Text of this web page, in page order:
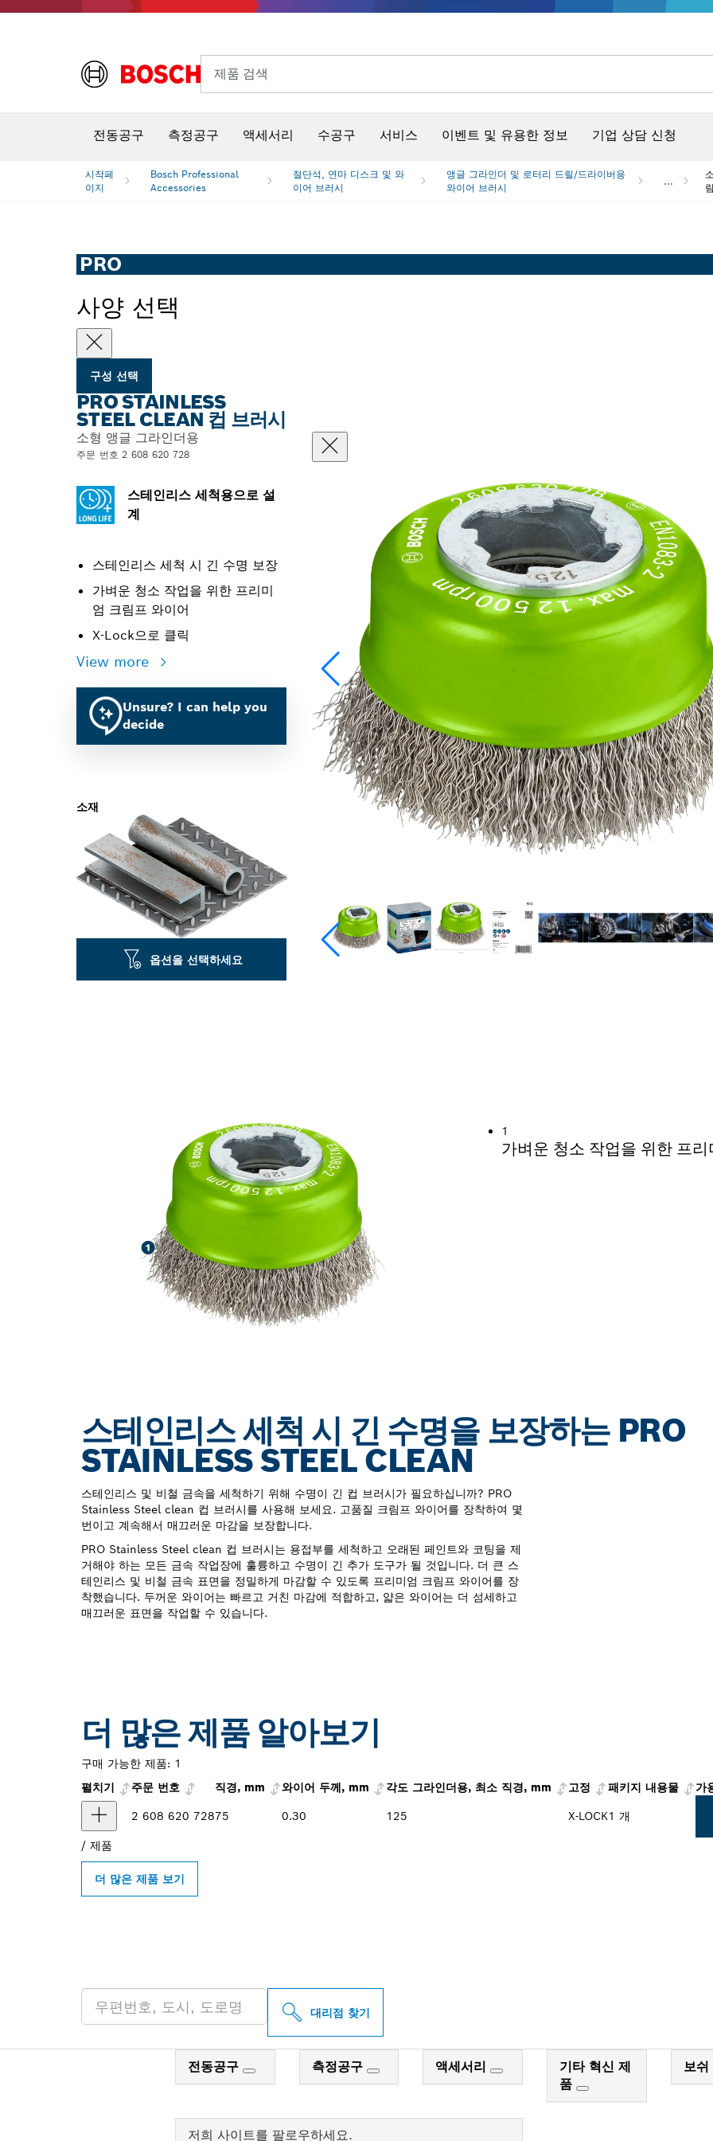
제품 검색
전동공구 측정공구 액세서리 수공구 서비스 이벤트 및 유용한 정보 기업 상담 신청
시작페
이지
Bosch Professional
Accessories
절단석, 연마 디스크 및 와
이어 브러시
앵글 그라인더 및 로터리 드릴/드라이버용
와이어 브러시
...
PRO
사양 선택
구성 선택
PRO STAINLESS
STEEL CLEAN 컵 브러시
소형 앵글 그라인더용
주문 번호 2 608 620 728
스테인리스 세척용으로 설
계
스테인리스 세척 시 긴 수명 보장
가벼운 청소 작업을 위한 프리미
엄 크림프 와이어
X-Lock으로 클릭
View more
Unsure? I can help you
decide
소재
옵션을 선택하세요
1
가벼운 청소 작업을 위한 프
스테인리스 세척 시 긴 수명을 보장하는 PRO
STAINLESS STEEL CLEAN
스테인리스 및 비철 금속을 세척하기 위해 수명이 긴 컵 브러시가 필요하십니까? PRO
Stainless Steel clean 컵 브러시를 사용해 보세요. 고품질 크림프 와이어를 장착하여 몇
번이고 계속해서 매끄러운 마감을 보장합니다.
PRO Stainless Steel clean 컵 브러시는 용접부를 세척하고 오래된 페인트와 코팅을 제
거해야 하는 모든 금속 작업장에 훌륭하고 수명이 긴 추가 도구가 될 것입니다. 더 큰 스
테인리스 및 비철 금속 표면을 정밀하게 마감할 수 있도록 프리미엄 크림프 와이어를 장
착했습니다. 두꺼운 와이어는 빠르고 거친 마감에 적합하고, 얇은 와이어는 더 섬세하고
매끄러운 표면을 작업할 수 있습니다.
더 많은 제품 알아보기
구매 가능한 제품: 1
펼치기
주문 번호 직경, mm 와이어 두께, mm 각도 그라인더용, 최소 직경, mm 고정 패키지 내용물
가
2 608 620 72875 0.30 125 X-LOCK1 개
/ 제품
더 많은 제품 보기
대리점 찾기
전동공구 측정공구 액세서리
기타 혁신 제
품
보쉬
저희 사이트를 팔로우하세요.